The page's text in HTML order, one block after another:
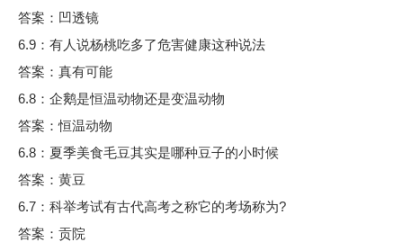
答案：凹透镜
6.9：有人说杨桃吃多了危害健康这种说法
答案：真有可能
6.8：企鹅是恒温动物还是变温动物
答案：恒温动物
6.8：夏季美食毛豆其实是哪种豆子的小时候
答案：黄豆
6.7：科举考试有古代高考之称它的考场称为?
答案：贡院